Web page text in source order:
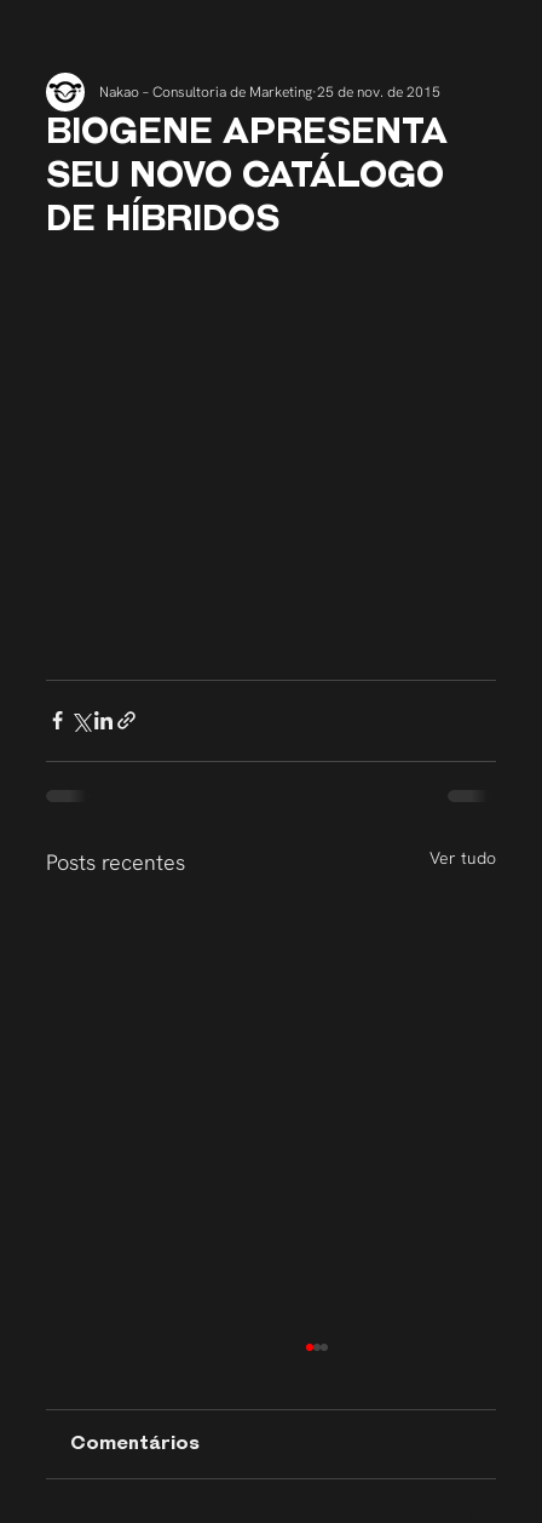
BIOGENE APRESENTA
SEU NOVO CATÁLOGO
DE HÍBRIDOS
Nakao – Consultoria de Marketing 25 de nov. de 2015
Posts recentes Ver tudo
Comentários